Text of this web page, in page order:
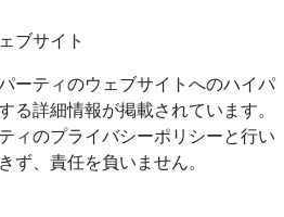
ブサイト
ーティのウェブサイトへのハイパ
る詳細情報が掲載されています。
ィのプライバシーポリシーと行い
ず、責任を負いません。